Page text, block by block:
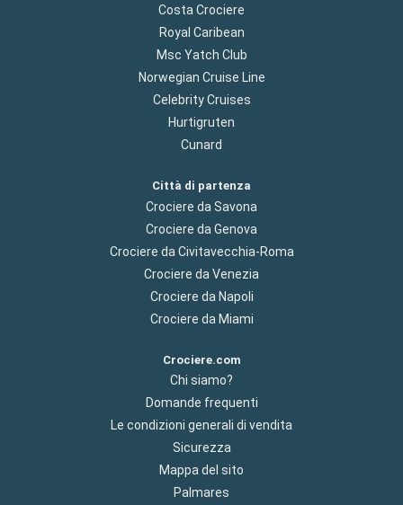
Costa Crociere
Royal Caribean
Msc Yatch Club
Norwegian Cruise Line
Celebrity Cruises
Hurtigruten
Cunard
Città di partenza
Crociere da Savona
Crociere da Genova
Crociere da Civitavecchia-Roma
Crociere da Venezia
Crociere da Napoli
Crociere da Miami
Crociere.com
Chi siamo?
Domande frequenti
Le condizioni generali di vendita
Sicurezza
Mappa del sito
Palmares